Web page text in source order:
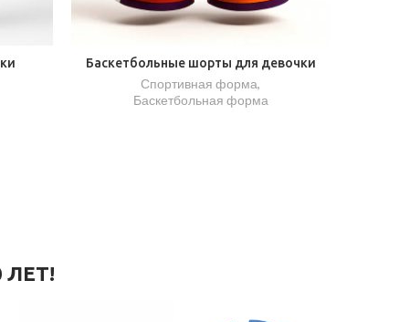
Баскетбольные шорты для девочки
Спортивная форма,
Баскетбольная форма
ЛЕТ!